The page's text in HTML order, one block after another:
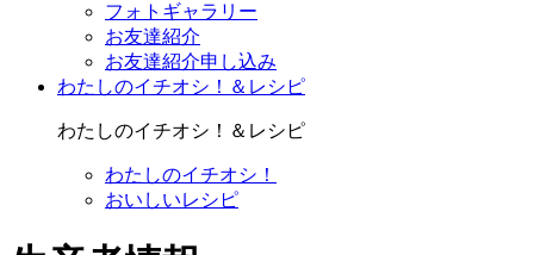
フォトギャラリー
お友達紹介
お友達紹介申し込み
わたしのイチオシ！＆レシピ
わたしのイチオシ！＆レシピ
わたしのイチオシ！
おいしいレシピ